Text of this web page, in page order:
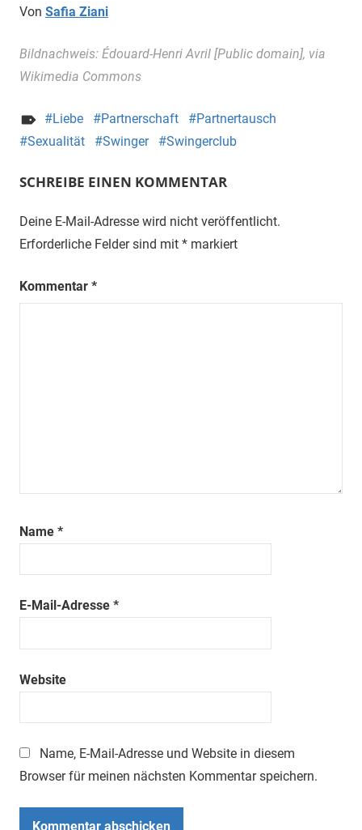
Von Safia Ziani
Bildnachweis: Édouard-Henri Avril [Public domain], via
Wikimedia Commons
Liebe Partnerschaft
Partnertausch
Sexualität
Swinger Swingerclub
SCHREIBE EINEN KOMMENTAR
Deine E-Mail-Adresse wird nicht veröffentlicht.
Erforderliche Felder sind mit * markiert
Kommentar *
Name *
E-Mail-Adresse *
Website
Name, E-Mail-Adresse und Website in diesem
Browser für meinen nächsten Kommentar speichern.